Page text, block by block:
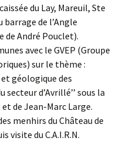
du Lay, Mareuil, Ste
barrage de l’Angle
de André Pouclet).
avec le GVEP (Groupe
sur le thème :
géologique des
d’Avrillé’’ sous la
de Jean-Marc Large.
menhirs du Château de
visite du C.A.I.R.N.